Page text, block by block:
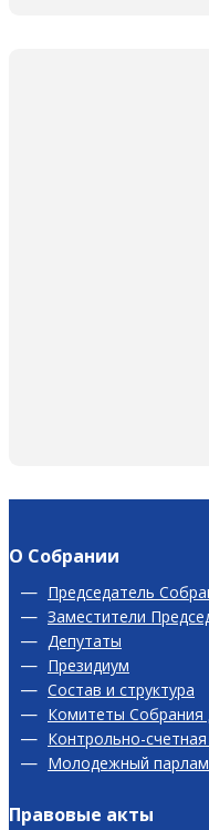
О Собрании
Председатель
Заместители
Депутаты
Президиум
Состав и структура
Комитеты Собрания
Контрольно-
Молодежный
Правовые акты